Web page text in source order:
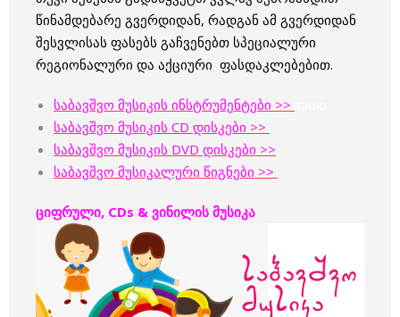
წინამდებარე გვერდიდან, რადგან ამ გვერდიდან
შესვლისას ფასებს გაჩვენებთ სპეციალური
რეგიონალური და აქციური ფასდაკლებებით.
საბავშვო მუსიკის ინსტრუმენტები >>
საბავშვო მუსიკის CD დისკები >>
საბავშვო მუსიკის DVD დისკები >>
საბავშვო მუსიკალური წიგნები >>
ციფრული, CDs & ვინილის მუსიკა